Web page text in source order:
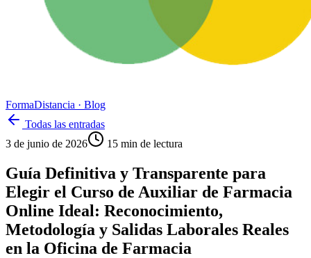
FormaDistancia · Blog
Todas las entradas
3 de junio de 2026
15 min de lectura
Guía Definitiva y Transparente para
Elegir el Curso de Auxiliar de Farmacia
Online Ideal: Reconocimiento,
Metodología y Salidas Laborales Reales
en la Oficina de Farmacia